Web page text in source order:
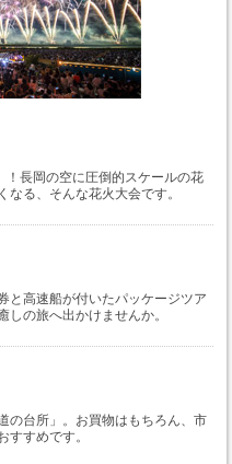
長岡の空に圧倒的スケールの花
る、そんな花火大会です。
と高速船が付いたパッケージツア
しの旅へ出かけませんか。
の台所」。お買物はもちろん、市
すすめです。